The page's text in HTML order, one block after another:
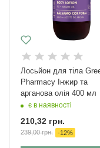
Лосьйон для тіла
Pharmacy Інжир та
арганова олія 400 мл
є в наявності
210,32 грн.
239,00грн. -12%